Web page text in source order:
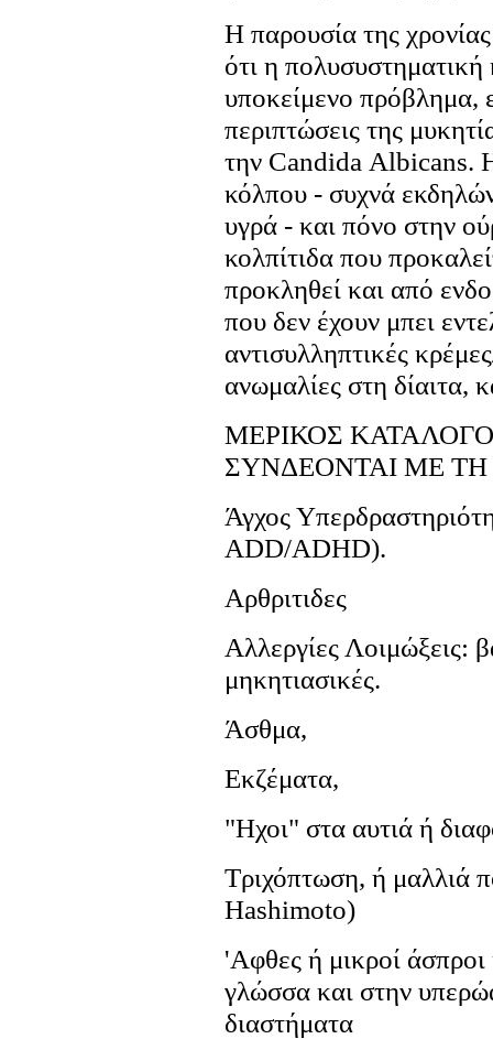
Η παρουσία της
ότι η πολυσυστηματική
υποκείμενο πρόβλημα,
περιπτώσεις της
την Candida Αlbicans.
κόλπου - συχνά
υγρά - και πόνο στην
κολπίτιδα που
προκληθεί και από
που δεν έχουν μπει
αντισυλληπτικές
ανωμαλίες στη δίαιτα,
ΜΕΡΙΚΟΣ
ΣΥΝΔΕΟΝΤΑΙ ΜΕ
Άγχος
ADD/ADHD).
Αρθριτιδες
Αλλεργίες Λοιμώξεις:
μηκητιασικές.
Άσθμα,
Εκζέματα,
"Ηχοι" στα αυτιά ή
Τριχόπτωση, ή μαλλιά
Hashimoto)
'Αφθες ή μικροί
γλώσσα και στην
διαστήματα